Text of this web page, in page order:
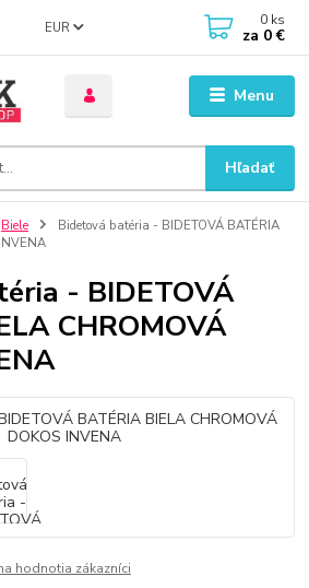
Menu
EUR
Hľadať
0 ks
za 0 €
Biele
Bidetová batéria - BIDETOVÁ BATÉRIA
- BIDETOVÁ
CHROMOVÁ
hodnotia zákazníci